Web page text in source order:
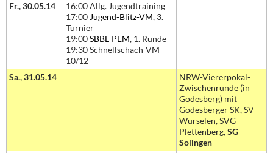
Fr., 30.05.14
16:00 Allg. Jugendtraining
17:00 Jugend-Blitz-VM, 3.
Turnier
19:00SBBL-PEM, 1. Runde
19:30 Schnellschach-VM
10/12
Sa., 31.05.14
NRW-Viererpokal-
Zwischenrunde (in
Godesberg) mit
Godesberger SK, SV
Würselen, SVG
Plettenberg,SG
Solingen